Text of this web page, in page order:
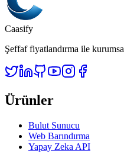
Caasify
Şeffaf fiyatlandırma ile
Ürünler
Bulut Sunucu
Web Barındırma
Yapay Zeka API